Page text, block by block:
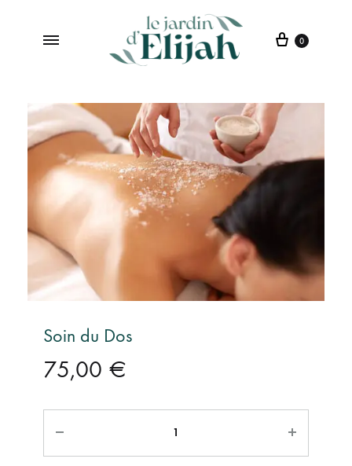
d’Elijah
Beauté
à
Saint-
Etienne
0
Soin du Dos
75,00 €